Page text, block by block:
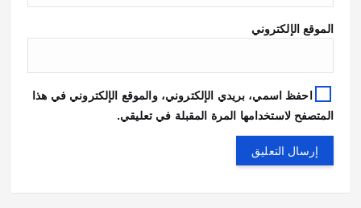
الموقع الإلكتروني
احفظ اسمي، بريدي الإلكتروني، والموقع الإلكتروني في هذا
المتصفح لاستخدامها المرة المقبلة في تعليقي.